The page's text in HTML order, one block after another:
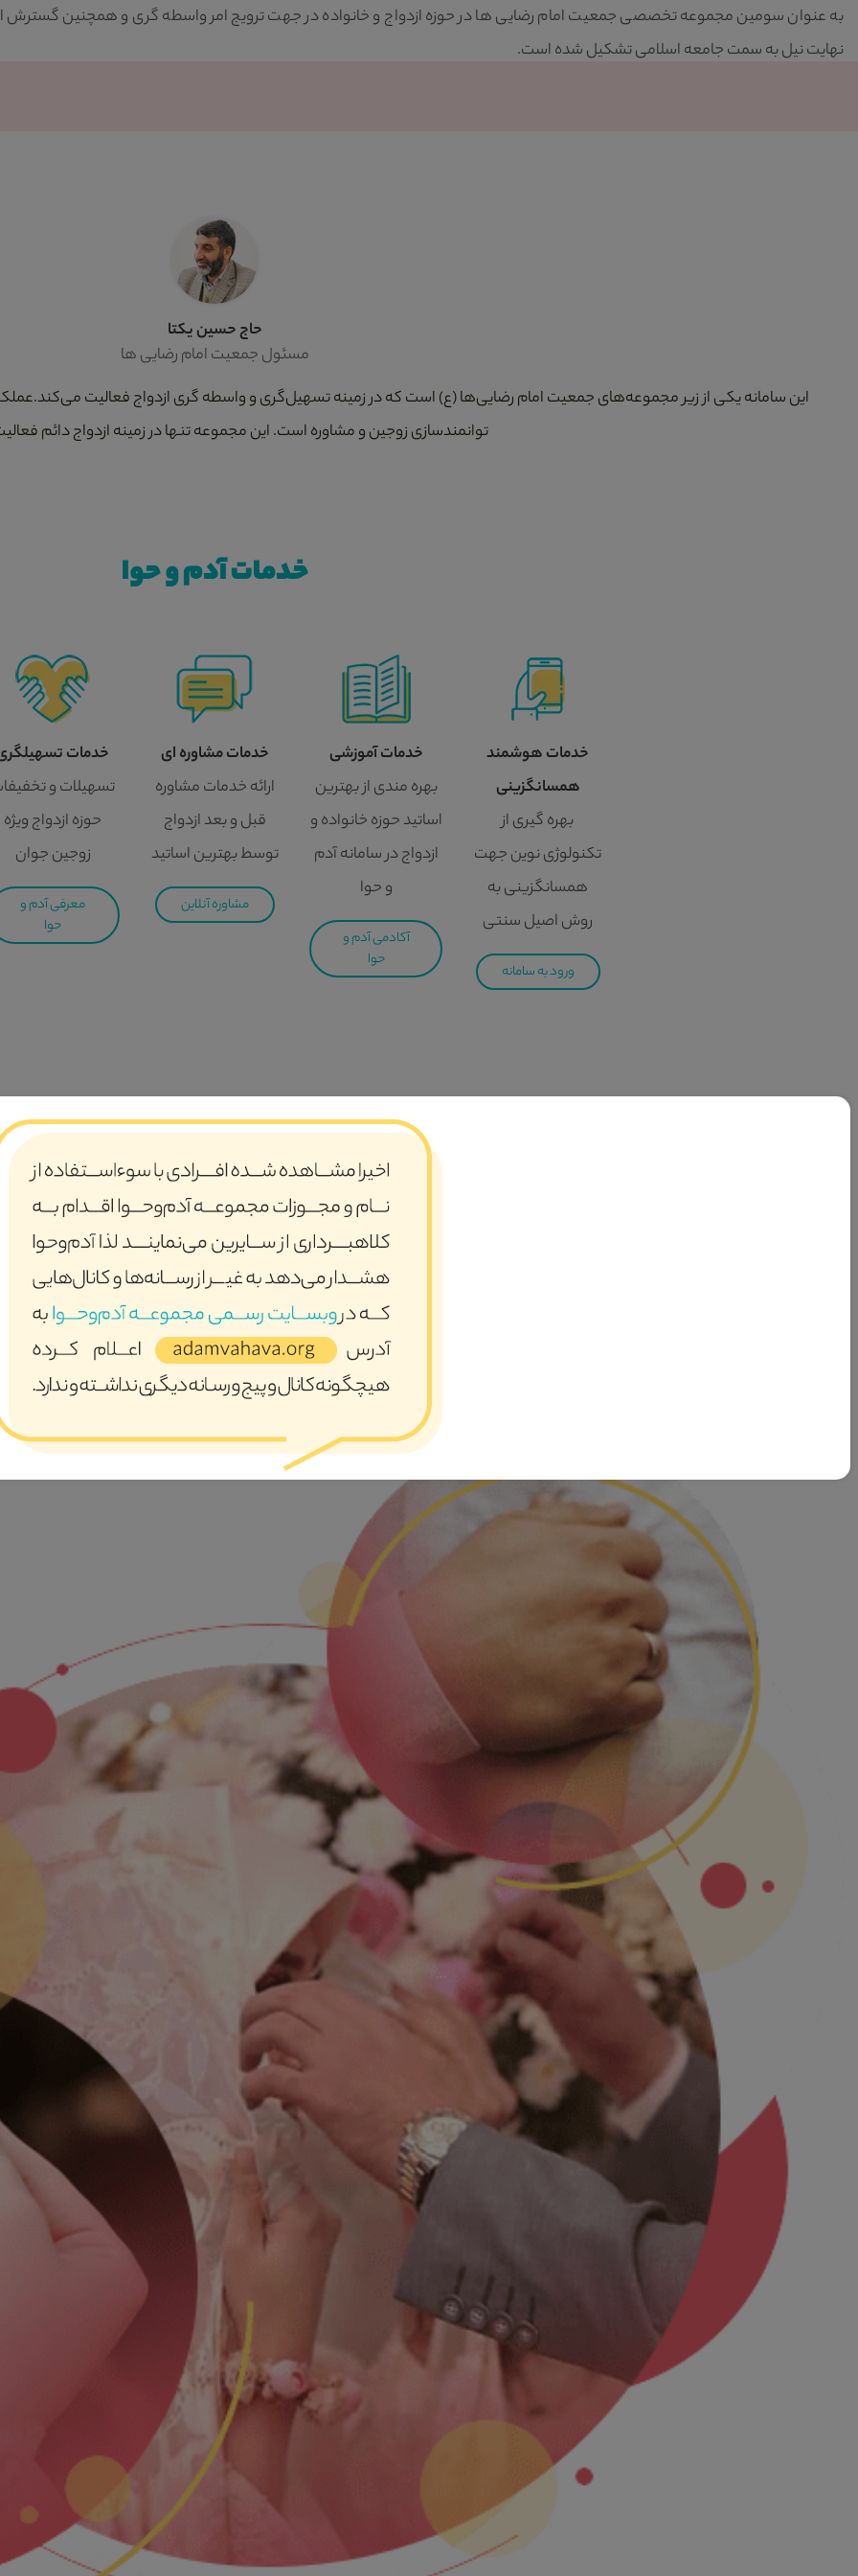
به عنوان سومین مجموعه تخصصی جمعیت امام رضایی ها در حوزه ازدواج و خانواده در جهت ترویج امر واسطه گری و همچنین گسترش
نهایت نیل به سمت جامعه اسلامی تشکیل شده است.
حاج حسین یکتا
مسئول جمعیت امام رضایی ها
این سامانه یکی از زیر مجموعه‌های جمعیت امام رضایی‌ها (ع) است که در زمینه تسهیل‌گری و واسطه گری ازدواج فعالیت
توانمندسازی زوجین و مشاوره است. این مجموعه تنها در زمینه ازدواج دائم
خدمات آدم و حوا
خدمات هوشمند
همسانگزینی
بهره گیری از
تکنولوژی نوین جهت
همسانگزینی به
روش اصیل سنتی
ورود به سامانه
خدمات آموزشی
بهره مندی از بهترین
اساتید حوزه خانواده و
ازدواج در سامانه آدم
و حوا
آکادمی آدم و
حوا
خدمات مشاوره ای
ارائه خدمات مشاوره
قبل و بعد ازدواج
توسط بهترین اساتید
مشاوره آنلاین
خدمات
تسهیلات و
حوزه ازدواج ویژه
زوجین جوان
معرفی آدم و
حوا
مجموعه توانمندسازی و تسهیلگری ازدواج آدم و حوا بعنوان سومین مجموعه تخصصی جمعیت امام رضایی ها با مسئولیت حاج حسین
رهبری نسبت به ترویج امر واسطه گری و همچنین گسترش ازدواج صحیح اسلامی و شکل‌گیری خانواده بر مبنای تعالیم اسلام و قرآن و در
بحث واسطه‌گری یا شفاعت در ازدواج، در فرمایشات خدای متعال و معصومین علیهم‌السلام ذکر شده است. در سوره‌ی مبارکه نور، آن‌جا که
آدم و حوا پس از بررسی های بسیار به این نتیجه رسیده که تاثیرگذاری عمیق و کلان در حوزه خانواده بصورت تک بعدی اتفاق نخواهد
بصورت صحیح و تحت اشراف کارشناسان خبره حوزه خانواده و ازدواج در کنار هم قرار گیرند تا به سمت نقطه مطلوب حرکت کنیم .